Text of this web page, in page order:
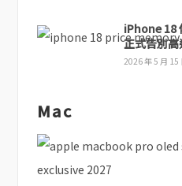
iPhone 18
正式告別高
2026 年 5 月 15
Mac